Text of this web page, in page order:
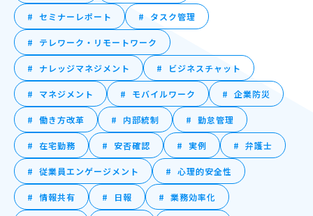
セミナーレポート タスク管理
テレワーク・リモートワーク
ナレッジマネジメント ビジネスチャット
マネジメント モバイルワーク 企業防災
働き方改革 内部統制 勤怠管理
在宅勤務 安否確認 実例 弁護士
従業員エンゲージメント 心理的安全性
情報共有 日報 業務効率化